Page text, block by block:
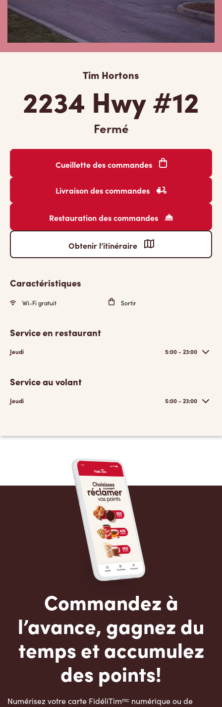
Tim Hortons
2234 Hwy #12
Fermé
Cueillette des commandes
Livraison des commandes
Restauration des commandes
Obtenir l’itinéraire
Caractéristiques
Wi-Fi gratuit Sortir
Service en restaurant
Jeudi 5:00 - 23:00
Service au volant
Jeudi 5:00 - 23:00
Commandez à
l’avance, gagnez du
temps et accumulez
des points!
Numérisez votre carte FidéliTimᵐᶜ numérique ou de